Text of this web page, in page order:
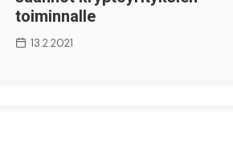
toiminnalle
13.2.2021